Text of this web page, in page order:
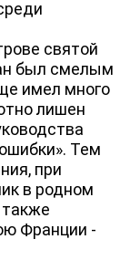
святой
был смелым
имел много
лишен
Тем
при
в родном
Франции -